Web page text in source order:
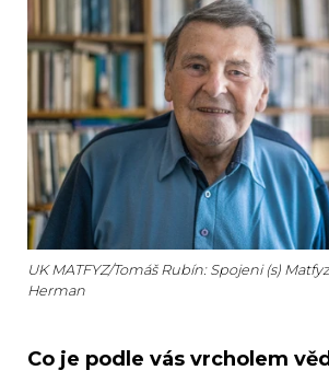
UK MATFYZ/Tomáš Rubín: Spojeni (s)
Herman
Co je podle vás vrcholem